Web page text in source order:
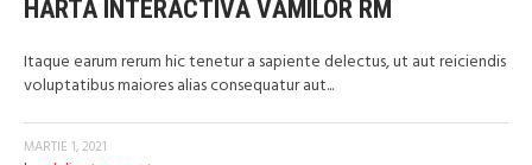
HARTA INTERACTIVĂ VĂMILOR RM
Itaque earum rerum hic tenetur a sapiente delectus, ut aut reiciendis
voluptatibus maiores alias consequatur aut...
MARTIE 1, 2021